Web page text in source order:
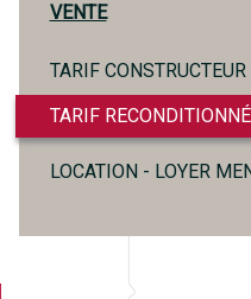
VENTE
TARIF CONSTRUCTEUR
TARIF
LOCATION - LOYER